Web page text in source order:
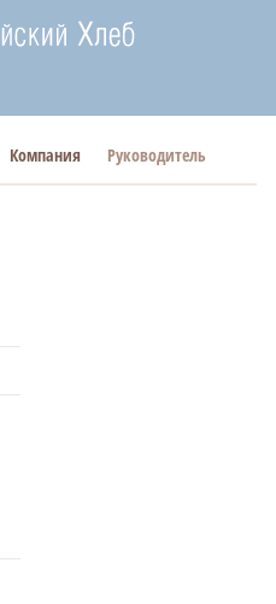
Компания Руководитель